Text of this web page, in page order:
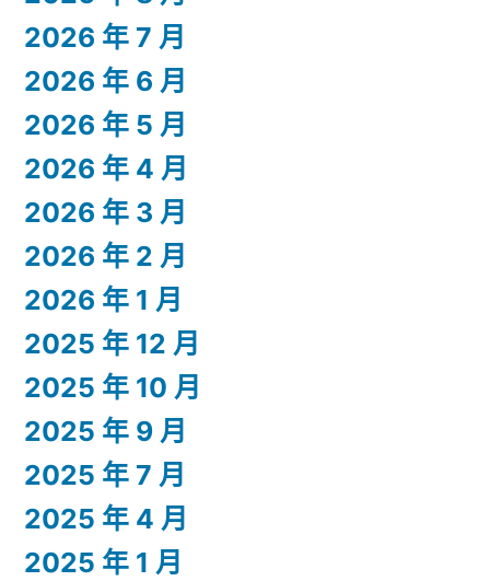
2026 年 7 月
2026 年 6 月
2026 年 5 月
2026 年 4 月
2026 年 3 月
2026 年 2 月
2026 年 1 月
2025 年 12 月
2025 年 10 月
2025 年 9 月
2025 年 7 月
2025 年 4 月
2025 年 1 月